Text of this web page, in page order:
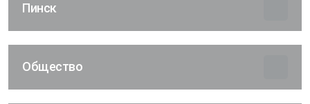
Пинск
Общество